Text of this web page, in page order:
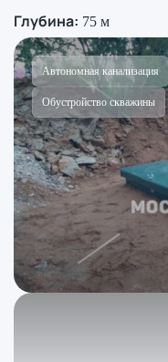
Глубина: 75 м
Автономная канализация
Обустройство скважины